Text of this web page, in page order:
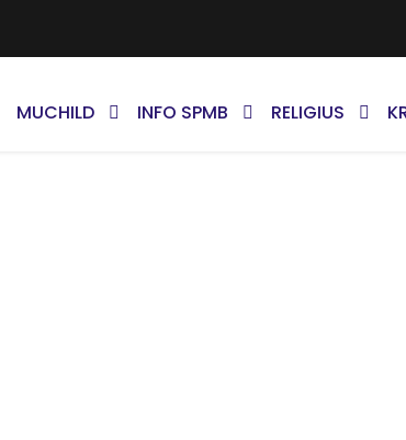
MUCHILD INFO SPMB RELIGIUS